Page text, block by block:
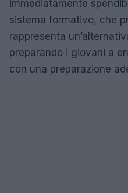
immediatamente
sistema formativo, che
rappresenta
preparando i giovani a
con una preparazione